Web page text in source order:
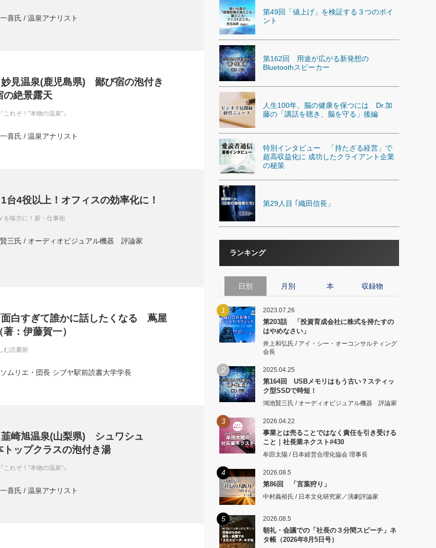
喜氏 / 温泉アナリスト
見温泉(鹿児島県) 鄙び宿の泡付き
の絶景露天
これぞ！"本物の温泉"』
喜氏 / 温泉アナリスト
4役以上！オフィスの効率化に！
を味方に！新・仕事術
三氏 / オーディオビジュアル機器 評論家
白すぎて誰かに話したくなる 蔦屋
：伊藤賀一）
む読書術
ムリエ・団長 シブヤ駅前読書大学学長
崎旭温泉(山梨県) シュワシュ
ップクラスの泡付き湯
これぞ！"本物の温泉"』
喜氏 / 温泉アナリスト
第49回「値上げ」を検証する３つのポイ
ント
第162回 用途が広がる新発想の
Bluetoothスピーカー
人生100年、脳の健康を保つには Dr.加
藤の「講話を聴き、脳を守る」後編
特別インタビュー 「持たざる経営」で
超高収益化に 成功したクライアント企業
の秘策
第29人目 ｢織田信長」
ランキング
日別 月別 本 収録物
1 2023.07.26
第203話 「投資育成会社に株式を持たすの
はやめなさい」
井上和弘氏 / アイ・シー・オーコンサルティング
会長
2 2025.04.25
第164回 USBメモリはもう古い？スティッ
ク型SSDで時短！
鴻池賢三氏 / オーディオビジュアル機器 評論家
3 2026.04.22
事業とは売ることではなく責任を引き受ける
こと｜社長業ネクスト#430
牟田太陽 / 日本経営合理化協会 理事長
4 2026.08.5
第86回 「言葉狩り」
中村義裕氏 / 日本文化研究家／演劇評論家
5 2026.08.5
朝礼・会議での「社長の３分間スピーチ」ネ
タ帳（2026年8月5日号）